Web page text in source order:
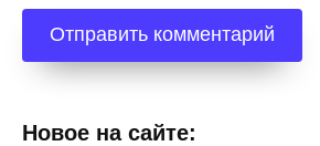
Новое на сайте: